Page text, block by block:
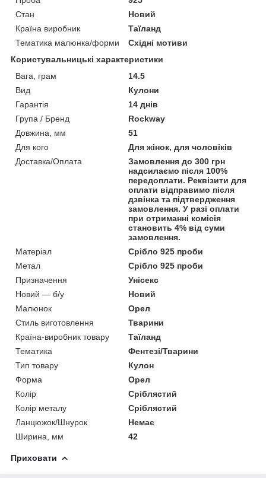
Стан
Новий
Країна виробник
Таїланд
Тематика малюнка/форми
Східні мотиви
Користувальницькі характеристики
Вага, грам
14.5
Вид
Кулони
Гарантія
14 днів
Група / Бренд
Rockway
Довжина, мм
51
Для кого
Для жінок, для чоловіків
Доставка/Оплата
Замовлення до 300 грн
надсилаємо після 100%
передоплати. Реквізити для
оплати відправимо після
дзвінка та підтвердження
замовлення. У разі оплати
при отриманні комісія
становить 4% від суми
замовлення.
Матеріал
Срібло 925 проби
Метал
Срібло 925 проби
Призначення
Унісекс
Новий — б/у
Новий
Малюнок
Орел
Стиль виготовлення
Тварини
Країна-виробник товару
Таїланд
Тематика
Фентезі/Тварини
Тип товару
Кулон
Форма
Орел
Колір
Сріблястий
Колір металу
Сріблястий
Ланцюжок/Шнурок
Немає
Ширина, мм
42
Приховати